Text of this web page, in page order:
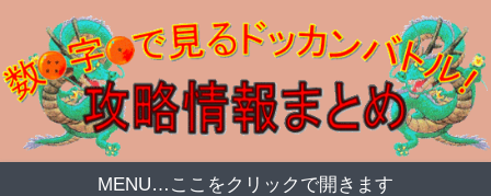
MENU…ここをクリックで開きます